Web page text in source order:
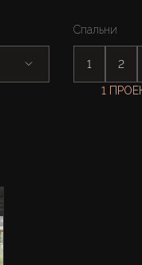
Спальни
1 2
1